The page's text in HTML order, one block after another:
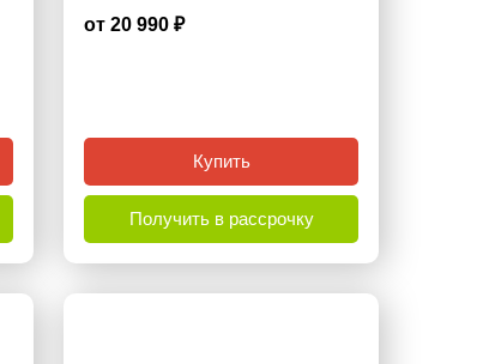
от 20 990 ₽
Купить
Получить в рассрочку